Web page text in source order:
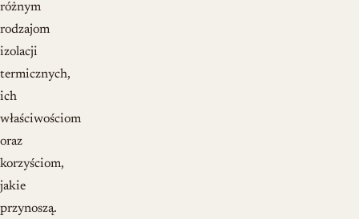
różnym
rodzajom
izolacji
termicznych,
ich
właściwościom
oraz
korzyściom,
jakie
przynoszą.